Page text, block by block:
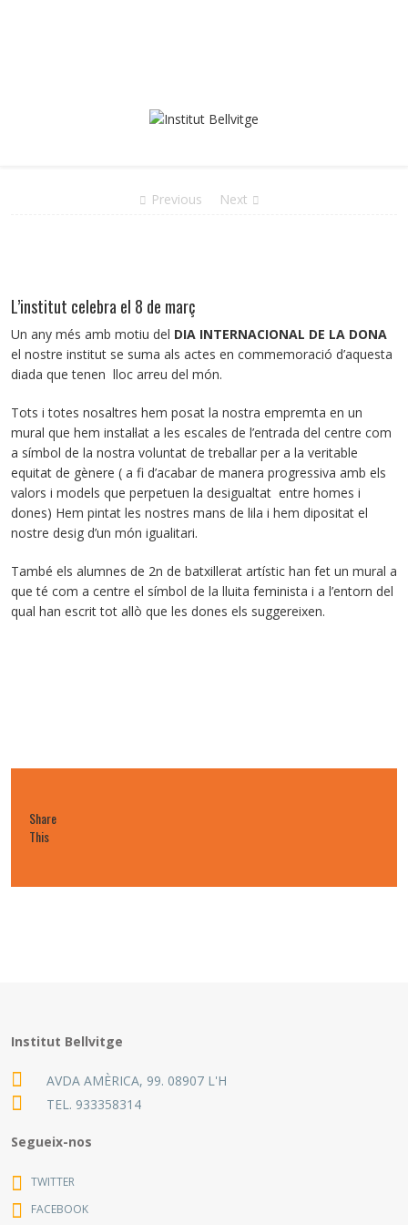
Previous Next
L’institut celebra el 8 de març
Un any més amb motiu del DIA INTERNACIONAL DE LA DONA
el nostre institut se suma als actes en commemoració d’aquesta
diada que tenen lloc arreu del món.
Tots i totes nosaltres hem posat la nostra empremta en un
mural que hem instal·lat a les escales de l’entrada del centre com
a símbol de la nostra voluntat de treballar per a la veritable
equitat de gènere ( a fi d’acabar de manera progressiva amb els
valors i models que perpetuen la desigualtat entre homes i
dones) Hem pintat les nostres mans de lila i hem dipositat el
nostre desig d’un món igualitari.
També els alumnes de 2n de batxillerat artístic han fet un mural a
que té com a centre el símbol de la lluita feminista i a l’entorn del
qual han escrit tot allò que les dones els suggereixen.
Share
This
Institut Bellvitge
AVDA AMÈRICA, 99. 08907 L'H
TEL. 933358314
Segueix-nos
TWITTER
FACEBOOK